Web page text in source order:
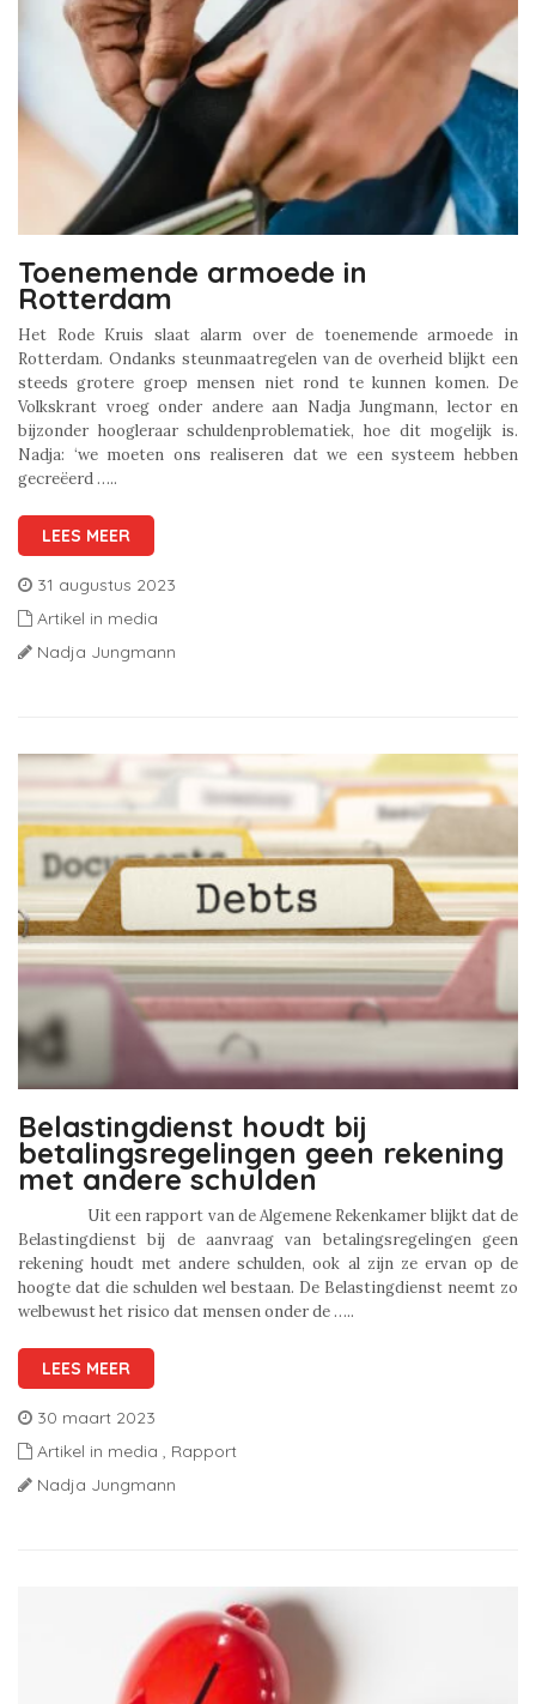
Toenemende armoede in
Rotterdam
Het Rode Kruis slaat alarm over de toenemende armoede in
Rotterdam. Ondanks steunmaatregelen van de overheid blijkt een
steeds grotere groep mensen niet rond te kunnen komen. De
Volkskrant vroeg onder andere aan Nadja Jungmann, lector en
bijzonder hoogleraar schuldenproblematiek, hoe dit mogelijk is.
Nadja: ‘we moeten ons realiseren dat we een systeem hebben
gecreëerd …..
LEES MEER
31 augustus 2023
Artikel in media
Nadja Jungmann
Belastingdienst houdt bij
betalingsregelingen geen rekening
met andere schulden
Uit een rapport van de Algemene Rekenkamer blijkt dat de
Belastingdienst bij de aanvraag van betalingsregelingen geen
rekening houdt met andere schulden, ook al zijn ze ervan op de
hoogte dat die schulden wel bestaan. De Belastingdienst neemt zo
welbewust het risico dat mensen onder de …..
LEES MEER
30 maart 2023
Artikel in media , Rapport
Nadja Jungmann